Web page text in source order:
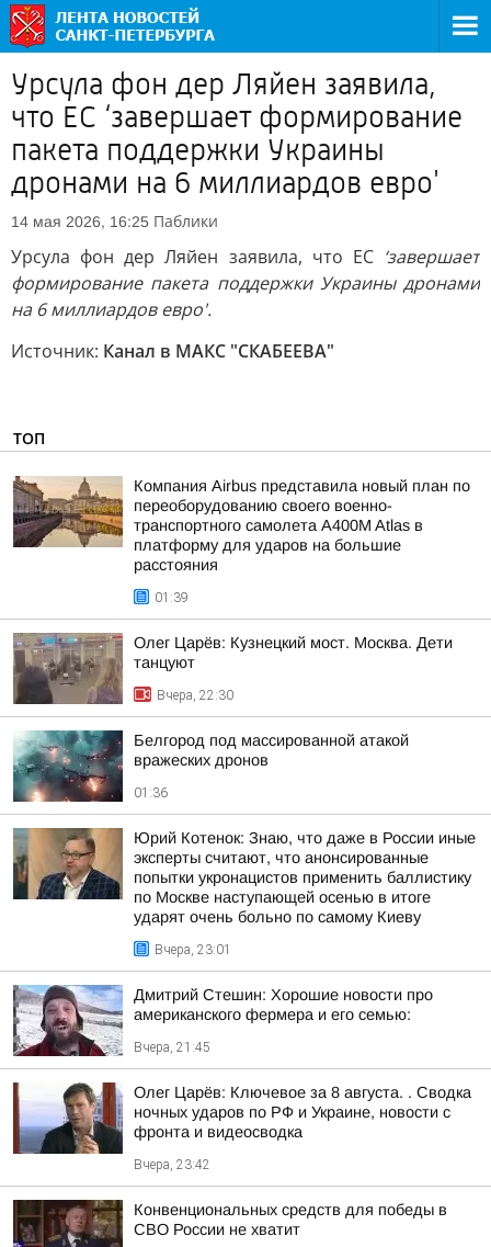
Урсула фон дер Ляйен заявила,
что ЕС ‘завершает формирование
пакета поддержки Украины
дронами на 6 миллиардов евро'
14 мая 2026, 16:25 Паблики
Урсула фон дер Ляйен заявила, что ЕС‘завершает
формирование пакета поддержки Украины дронами
на 6 миллиардов евро'.
Источник: Канал в МАКС "СКАБЕЕВА"
ТОП
Компания Airbus представила новый план по
переоборудованию своего военно-
транспортного самолета A400M Atlas в
платформу для ударов на большие
расстояния
01:39
Олег Царёв: Кузнецкий мост. Москва. Дети
танцуют
Вчера, 22:30
Белгород под массированной атакой
вражеских дронов
01:36
Юрий Котенок: Знаю, что даже в России иные
эксперты считают, что анонсированные
попытки укронацистов применить баллистику
по Москве наступающей осенью в итоге
ударят очень больно по самому Киеву
Вчера, 23:01
Дмитрий Стешин: Хорошие новости про
американского фермера и его семью:
Вчера, 21:45
Олег Царёв: Ключевое за 8 августа. . Сводка
ночных ударов по РФ и Украине, новости с
фронта и видеосводка
Вчера, 23:42
Конвенциональных средств для победы в
СВО России не хватит